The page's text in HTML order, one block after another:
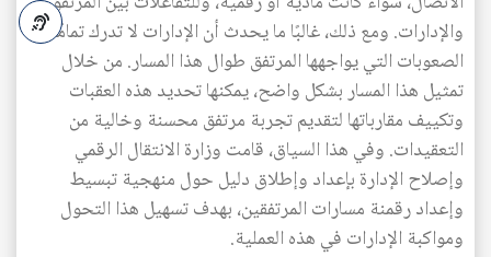
والإدارات. ومع ذلك، غالبًا ما يحدث أن الإدارات لا تدرك تمامًا
الصعوبات التي يواجهها المرتفق طوال هذا المسار. من خلال
تمثيل هذا المسار بشكل واضح، يمكنها تحديد هذه العقبات
وتكييف مقارباتها لتقديم تجربة مرتفق محسنة وخالية من
التعقيدات. وفي هذا السياق، قامت وزارة الانتقال الرقمي
وإصلاح الإدارة بإعداد وإطلاق دليل حول منهجية تبسيط
وإعداد رقمنة مسارات المرتفقين، بهدف تسهيل هذا التحول
ومواكبة الإدارات في هذه العملية.